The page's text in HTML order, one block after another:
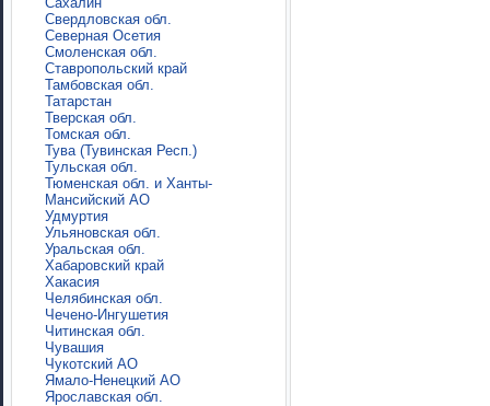
Свердловская обл.
Северная Осетия
Смоленская обл.
Ставропольский край
Тамбовская обл.
Татарстан
Тверская обл.
Томская обл.
Тува (Тувинская Респ.)
Тульская обл.
Тюменская обл. и Ханты-
Мансийский АО
Удмуртия
Ульяновская обл.
Уральская обл.
Хабаровский край
Хакасия
Челябинская обл.
Чечено-Ингушетия
Читинская обл.
Чувашия
Чукотский АО
Ямало-Ненецкий АО
Ярославская обл.